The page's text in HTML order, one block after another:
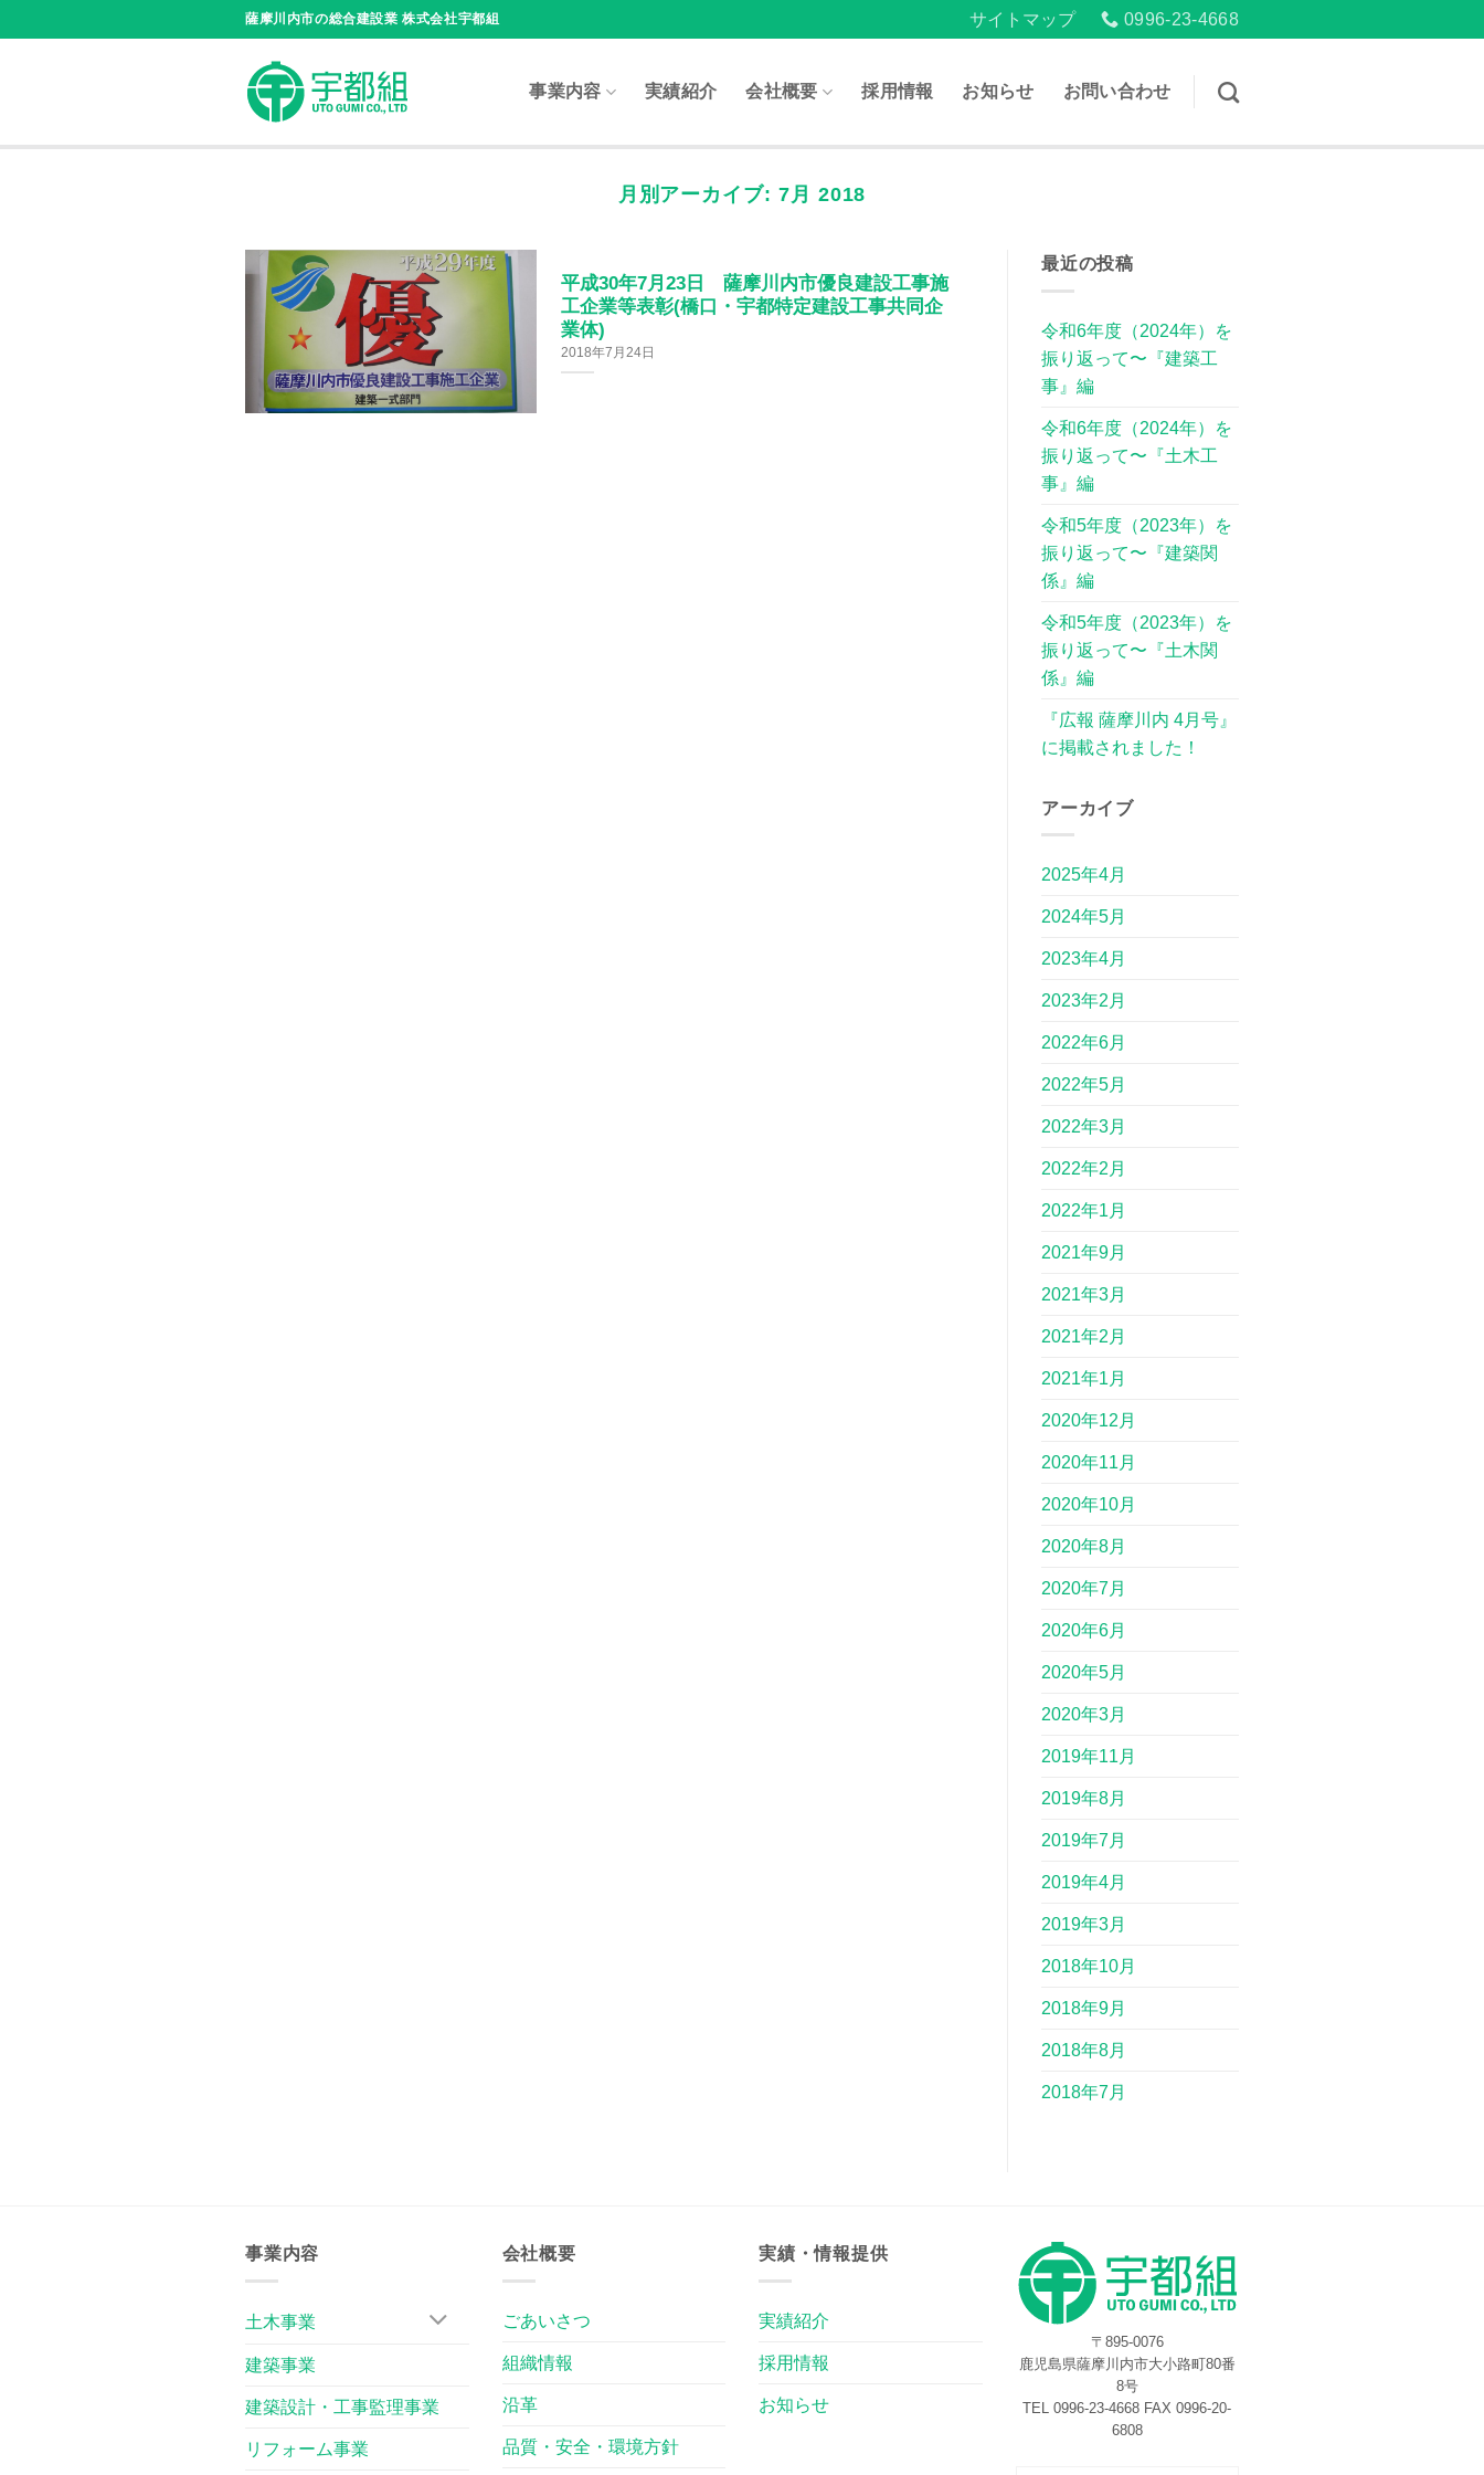
to
薩摩川内市の総合建設業 株式会社宇都組 サイトマップ 0996-23-4668
事業内容 実績紹介 会社概要 採用情報 お知らせ お問い合わせ
月別アーカイブ: 7月 2018
平成30年7月23日 薩摩川内市優良建設工事施
工企業等表彰(橋口・宇都特定建設工事共同企
業体)
2018年7月24日
最近の投稿
令和6年度（2024年）を
振り返って〜『建築工
事』編
令和6年度（2024年）を
振り返って〜『土木工
事』編
令和5年度（2023年）を
振り返って〜『建築関
係』編
令和5年度（2023年）を
振り返って〜『土木関
係』編
『広報 薩摩川内 4月号』
に掲載されました！
アーカイブ
2025年4月
2024年5月
2023年4月
2023年2月
2022年6月
2022年5月
2022年3月
2022年2月
2022年1月
2021年9月
2021年3月
2021年2月
2021年1月
2020年12月
2020年11月
2020年10月
2020年8月
2020年7月
2020年6月
2020年5月
2020年3月
2019年11月
2019年8月
2019年7月
2019年4月
2019年3月
2018年10月
2018年9月
2018年8月
2018年7月
事業内容
土木事業
建築事業
建築設計・工事監理事業
リフォーム事業
会社概要
ごあいさつ
組織情報
沿革
品質・安全・環境方針
実績・情報提供
実績紹介
採用情報
お知らせ
〒895-0076
鹿児島県薩摩川内市大小路町80番
8号
TEL 0996-23-4668 FAX 0996-20-
6808